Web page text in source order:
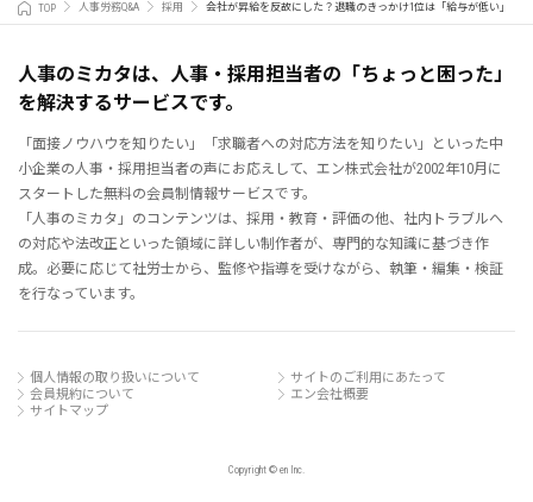
TOP 人事労務Q&A 採用 会社が昇給を反故にした？退職のきっかけ1位は「給与が低い」
人事のミカタは、人事・採用担当者の「ちょっと困った」
を解決するサービスです。
「面接ノウハウを知りたい」「求職者への対応方法を知りたい」といった中
小企業の人事・採用担当者の声にお応えして、エン株式会社が2002年10月に
スタートした無料の会員制情報サービスです。
「人事のミカタ」のコンテンツは、採用・教育・評価の他、社内トラブルへ
の対応や法改正といった領域に詳しい制作者が、専門的な知識に基づき作
成。必要に応じて社労士から、監修や指導を受けながら、執筆・編集・検証
を行なっています。
個人情報の取り扱いについて
サイトのご利用にあたって
会員規約について
エン会社概要
サイトマップ
Copyright © en Inc.